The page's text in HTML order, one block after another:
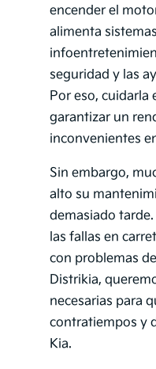
encender el
alimenta
seguridad y las
Por eso, cuidarla
garantizar un
inconvenientes
Sin embargo,
alto su
demasiado tarde.
las fallas en
con problemas
Distrikia,
necesarias para
contratiempos y
Kia.